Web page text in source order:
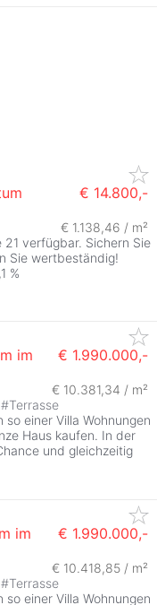
€ 14.800,-
€ 1.138,46 / m²
verfügbar. Sichern Sie
Sie wertbeständig!
%
im
€ 1.990.000,-
€ 10.381,34 / m²
#Terrasse
einer Villa Wohnungen
Haus kaufen. In der
und gleichzeitig
im
€ 1.990.000,-
€ 10.418,85 / m²
#Terrasse
einer Villa Wohnungen